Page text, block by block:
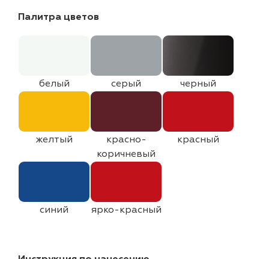
Палитра цветов
белый серый черный
желтый
красно-
коричневый
красный
синий ярко-красный